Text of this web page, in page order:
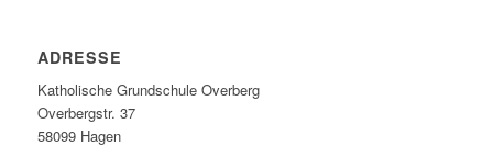
ADRESSE
Katholische Grundschule Overberg
Overbergstr. 37
58099 Hagen